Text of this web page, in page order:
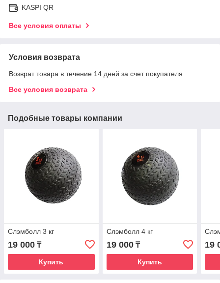
KASPI QR
Все условия оплаты
Условия возврата
Возврат товара в течение 14 дней за счет покупателя
Все условия возврата
Подобные товары компании
Слэмболл 3 кг
19 000 ₸
Купить
Слэмболл 4 кг
19 000₸
Купить
19